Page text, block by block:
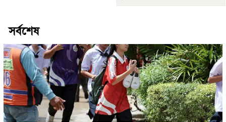
সর্বশেষ